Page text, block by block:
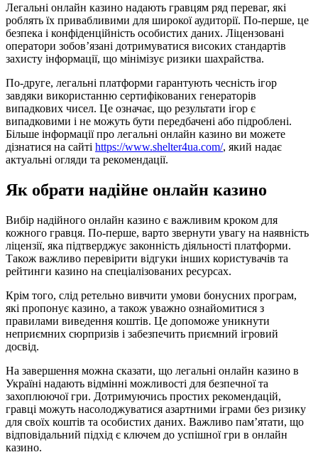
Легальні онлайн казино надають гравцям ряд переваг, які
роблять їх привабливими для широкої аудиторії. По-перше, це
безпека і конфіденційність особистих даних. Ліцензовані
оператори зобов’язані дотримуватися високих стандартів
захисту інформації, що мінімізує ризики шахрайства.
По-друге, легальні платформи гарантують чесність ігор
завдяки використанню сертифікованих генераторів
випадкових чисел. Це означає, що результати ігор є
випадковими і не можуть бути передбачені або підроблені.
Більше інформації про легальні онлайн казино ви можете
дізнатися на сайті https://www.shelter4ua.com/, який надає
актуальні огляди та рекомендації.
Як обрати надійне онлайн казино
Вибір надійного онлайн казино є важливим кроком для
кожного гравця. По-перше, варто звернути увагу на наявність
ліцензії, яка підтверджує законність діяльності платформи.
Також важливо перевірити відгуки інших користувачів та
рейтинги казино на спеціалізованих ресурсах.
Крім того, слід ретельно вивчити умови бонусних програм,
які пропонує казино, а також уважно ознайомитися з
правилами виведення коштів. Це допоможе уникнути
неприємних сюрпризів і забезпечить приємний ігровий
досвід.
На завершення можна сказати, що легальні онлайн казино в
Україні надають відмінні можливості для безпечної та
захоплюючої гри. Дотримуючись простих рекомендацій,
гравці можуть насолоджуватися азартними іграми без ризику
для своїх коштів та особистих даних. Важливо пам’ятати, що
відповідальний підхід є ключем до успішної гри в онлайн
казино.